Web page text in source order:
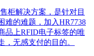
柜解决方案，是针对目
难的难题，加入HR7738
品上RFID电子标签的唯
无感支付的目的。